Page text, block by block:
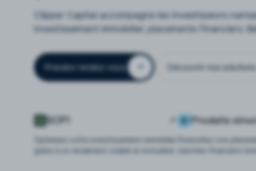
Clipper Capital accompagne les investisseurs
investissement immobilier, placements financiers.
Prendre rendez-vous Découvrir nos solutions
SCPI
Optimisez votre investissement immobilier
grâce à un rendement stable et mutualisé.
Produits
Diversifiez vos
marchés financiers